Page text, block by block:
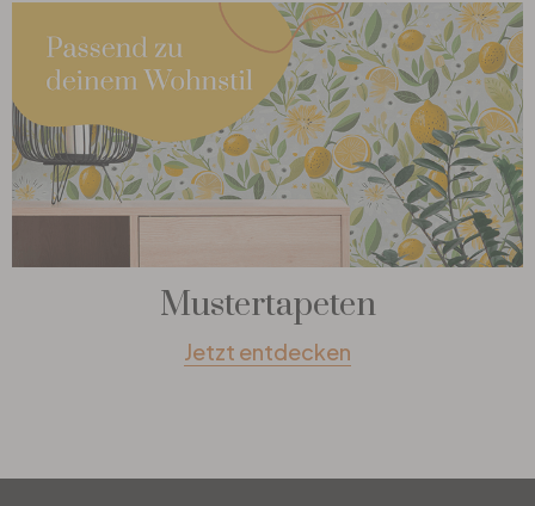
Mustertapeten
Jetzt entdecken